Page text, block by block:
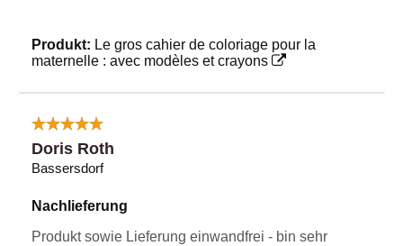
Produkt: Le gros cahier de coloriage pour la
maternelle : avec modèles et crayons
Doris Roth
Bassersdorf
Nachlieferung
Produkt sowie Lieferung einwandfrei - bin sehr